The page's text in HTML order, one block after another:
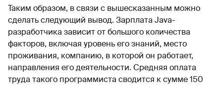
Таким образом, в связи с вышесказанным можно
сделать следующий вывод. Зарплата Java-
разработчика зависит от большого количества
факторов, включая уровень его знаний, место
проживания, компанию, в которой он работает,
направления его деятельности. Средняя оплата
труда такого программиста сводится к сумме 150